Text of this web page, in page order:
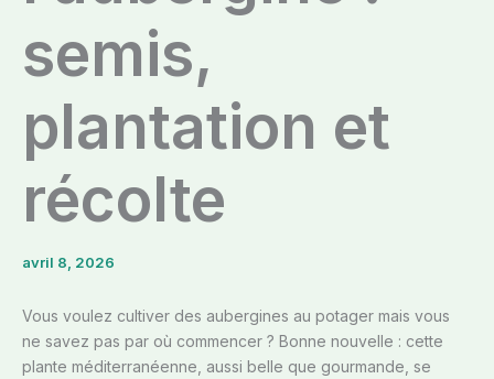
semis,
plantation et
récolte
avril 8, 2026
Vous voulez cultiver des aubergines au potager mais vous
ne savez pas par où commencer ? Bonne nouvelle : cette
plante méditerranéenne, aussi belle que gourmande, se